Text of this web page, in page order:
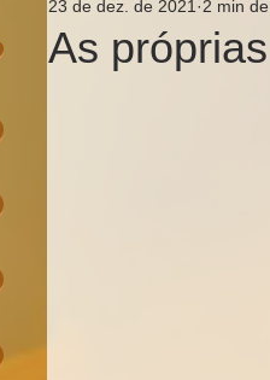
As
23 de dez. de 2021 2 min